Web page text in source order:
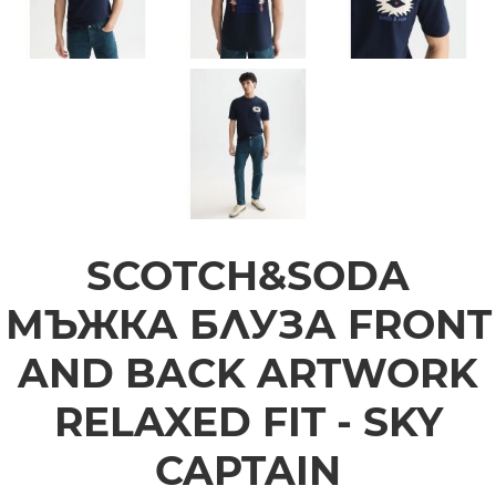
SCOTCH&SODA
МЪЖКА БЛУЗА FRONT
AND BACK ARTWORK
RELAXED FIT - SKY
CAPTAIN